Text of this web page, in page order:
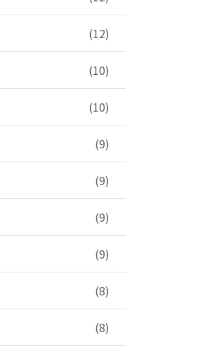
(12)
(10)
(10)
(9)
(9)
(9)
(9)
(8)
(8)